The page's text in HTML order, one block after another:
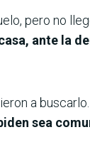
pero no
ante la
a
sea